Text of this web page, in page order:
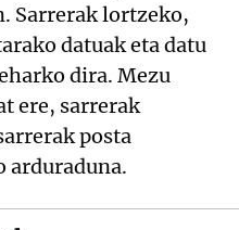
Sarrerak lortzeko,
datuak eta datu
dira. Mezu
ere, sarrerak
posta
arduraduna.